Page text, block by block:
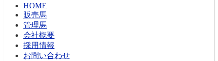
HOME
販売馬
管理馬
会社概要
採用情報
お問い合わせ